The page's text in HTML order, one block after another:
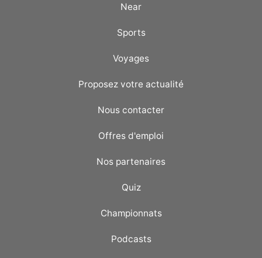
Near
Sports
Voyages
Proposez votre actualité
Nous contacter
Offres d'emploi
Nos partenaires
Quiz
Championnats
Podcasts